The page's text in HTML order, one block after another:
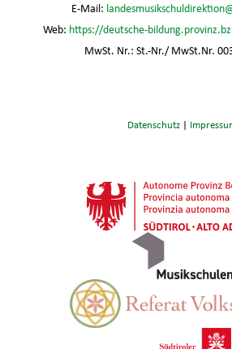
E-Mail:
Web: https://deutsche-
MwSt. Nr.: St.-Nr./ MwSt.Nr.
Datenschutz|